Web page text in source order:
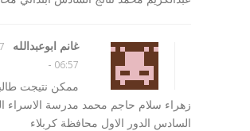
غانم ابوعبدالله
06:57
-
ممكن نتيجت
زهراء سلام حاجم محمد مدرسة الاسراء
السادس الدور الاول محافظة كربلاء